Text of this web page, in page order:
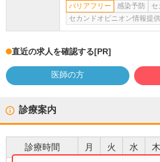
バリアフリー
感染予防
セカンドオピニオン情報提
直近の求人を確認する[PR]
医師の方
診療案内
診療時間 月 火 水 木